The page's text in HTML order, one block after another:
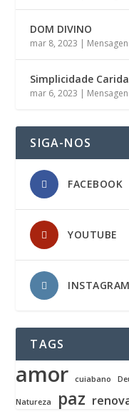
DOM DIVINO
mar 8, 2023 |
Simplicidade
mar 6, 2023 |
SIGA-NOS
FACEBOOK
YOUTUBE
INSTAGRAM
TAGS
amor cuiabano
Natureza paz